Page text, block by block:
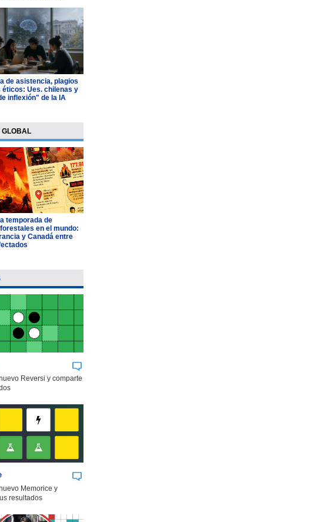
de asistencia, plagios
éticos: Ues. chilenas y
inflexión" de la IA
temporada de
en el mundo:
y Canadá entre
Reversi y comparte
Memorice y
resultados